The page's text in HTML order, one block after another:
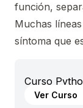
función,
Muchas
síntoma que
Curso
Ver Curso